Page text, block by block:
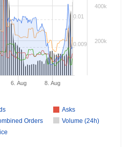
Asks
Orders
Volume (24h)
6. Aug 8. Aug
0.009
0.01
200k
400k